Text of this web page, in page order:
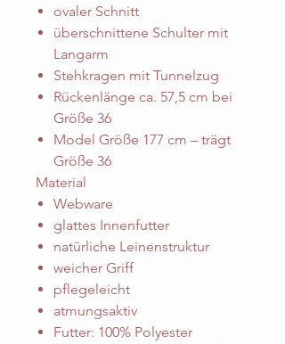
ovaler Schnitt
überschnittene Schulter mit
Langarm
Stehkragen mit Tunnelzug
Rückenlänge ca. 57,5 cm bei
Größe 36
Model Größe 177 cm – trägt
Größe 36
Material
Webware
glattes Innenfutter
natürliche Leinenstruktur
weicher Griff
pflegeleicht
atmungsaktiv
Futter: 100% Polyester